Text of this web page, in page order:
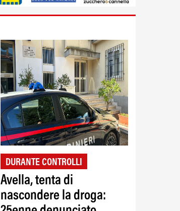
DURANTE CONTROLLI
Avella, tenta di
nascondere la droga: